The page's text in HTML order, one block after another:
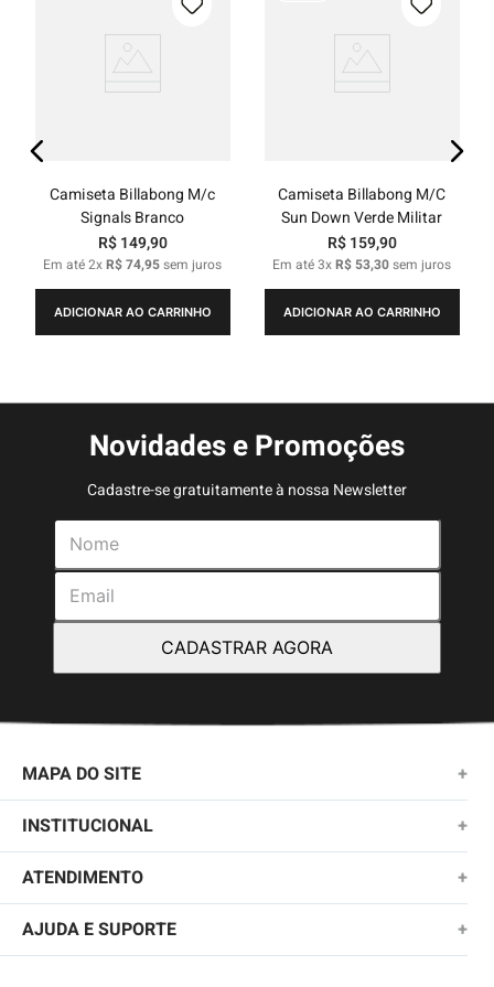
Camiseta Billabong M/c
Signals Branco
R$ 149,90
Em até2xR$74,95sem juros
ADICIONAR AO CARRINHO
Camiseta Billabong M/C
Sun Down Verde Militar
R$ 159,90
Em até3xR$ 53,30sem juros
ADICIONAR AO CARRINHO
Novidades e Promoções
Cadastre-se gratuitamente à nossa Newsletter
CADASTRAR AGORA
MAPA DO SITE +
NOVIDADES
MASCULINO
KIDS
FEMININO
INSTITUCIONAL +
SOBRE NÓS
TROCAS E DEVOLUÇÕES
POLÍTICA DE ENTREGA
ATENDIMENTO +
(11)2010-1028
AJUDA E SUPORTE +